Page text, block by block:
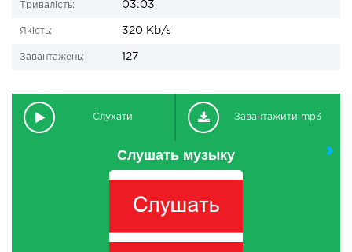
Тривалість: 03:03
Якість: 320 Kb/s
Завантажень: 127
Слухати Завантажити mp3
Слушать музыку